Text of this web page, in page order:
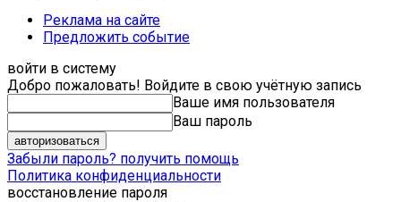
Реклама на сайте
Предложить событие
войти в систему
Добро пожаловать! Войдите в свою учётную запись
Ваше имя пользователя
Ваш пароль
Забыли пароль? получить помощь
Политика конфиденциальности
восстановление пароля